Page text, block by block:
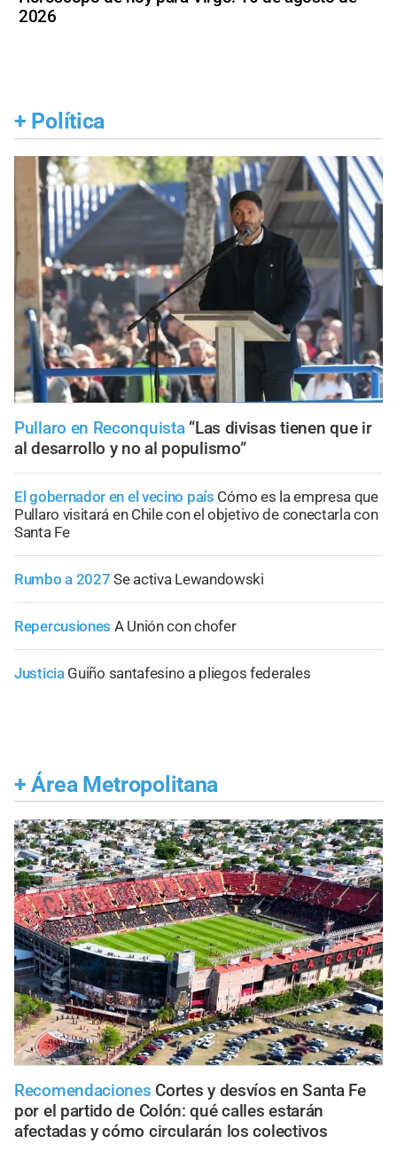
2026
+ Política
Pullaro en Reconquista “Las divisas tienen que ir
al desarrollo y no al populismo”
El gobernador en el vecino país Cómo es la empresa que
Pullaro visitará en Chile con el objetivo de conectarla con
Santa Fe
Rumbo a 2027 Se activa Lewandowski
Repercusiones A Unión con chofer
Justicia Guiño santafesino a pliegos federales
+ Área Metropolitana
Recomendaciones Cortes y desvíos en Santa Fe
por el partido de Colón: qué calles estarán
afectadas y cómo circularán los colectivos